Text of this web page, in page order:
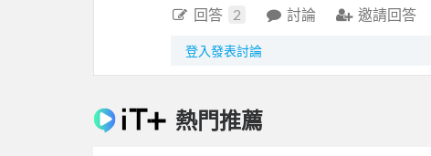
回答 2 討論 邀請回答
登入發表討論
熱門推薦